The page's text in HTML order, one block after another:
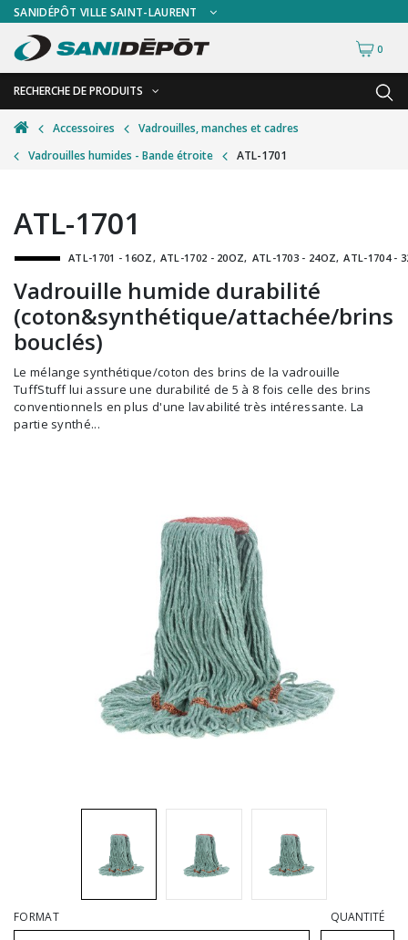
SANIDÉPÔT VILLE SAINT-LAURENT
0
RECHERCHE DE PRODUITS
RETOUR
Accessoires de sécurité
Accessoires pour le lavage de mur
Accessoires pour salles de bain
Alimentaire
Autres accessoires
Balais et porte-poussières
Bouteilles et vaporisateurs
Brosses et manches
Distributrices et supports
Grattoirs, moutons et racloirs pour vitres/planchers
Microfibres et linges divers
Seaux, essoreuses
RETOUR
Gants
Plexiglas
Signalisations
Test de diagnostic
Thermomètre
Vêtements de sécurité
Accessoires
Vadrouilles, manches et cadres
Vadrouilles humides - Bande étroite
ATL-1701
ATL-1701
ATL-1701 - 16OZ ATL-1702 - 20OZ ATL-1703 - 24OZ ATL-1704 -
Vadrouille humide durabilité
(coton&synthétique/attachée/brins
bouclés)
Le mélange synthétique/coton des brins de la vadrouille
TuffStuff lui assure une durabilité de 5 à 8 fois celle des brins
conventionnels en plus d'une lavabilité très intéressante. La
partie synthé...
FORMAT QUANTITÉ